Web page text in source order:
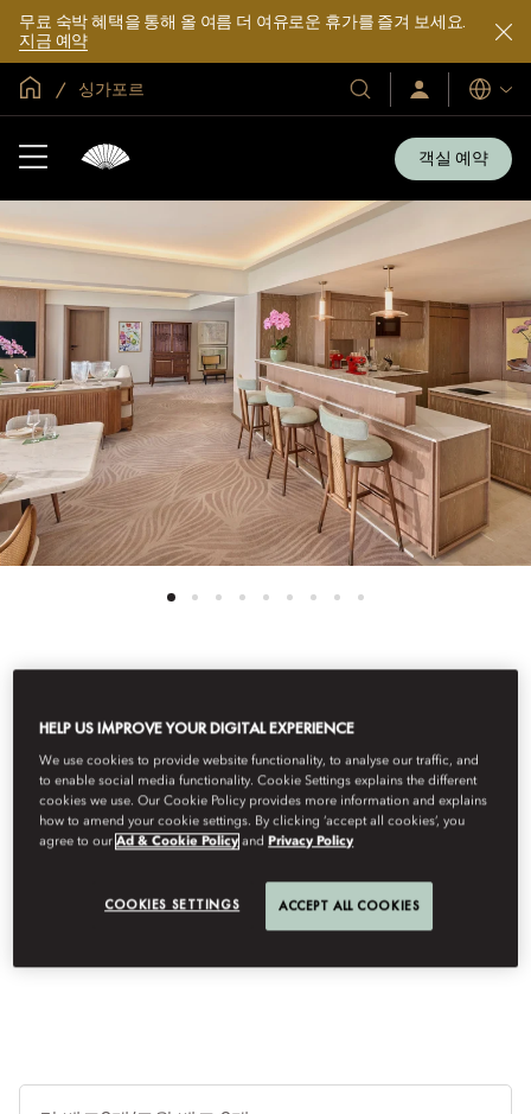
무료 숙박 혜택을 통해 올 여름 더 여유로운 휴가를 즐겨 보세요.
지금 예약
글로벌 홈싱가포르
호
텔
트
개
로
그
지
금
언
어
객실 예약
포베드룸 레지덴셜 스
위트(발코니)
넓은 거실, 완비된 간이 부엌이 마련되어 있는 정교하게 갖춰진 포
베드룸 레지덴셜 스위트룸은 단기 및 장기 투숙객 모두에게 완벽합
침
HELP US IMPROVE YOUR DIGITAL EXPERIENCE
We use cookies to provide website functionality, to analyse our traffic, and
to enable social media functionality. Cookie Settings explains the different
cookies we use. Our Cookie Policy provides more information and explains
how to amend your cookie settings. By clicking ‘accept all cookies’, you
agree to ourAd & Cookie Policy and Privacy Policy
COOKIES SETTINGS ACCEPT ALL COOKIES